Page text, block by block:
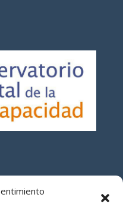
Resoluciones